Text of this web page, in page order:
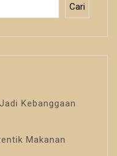
Cari
Kebanggaan
Makanan